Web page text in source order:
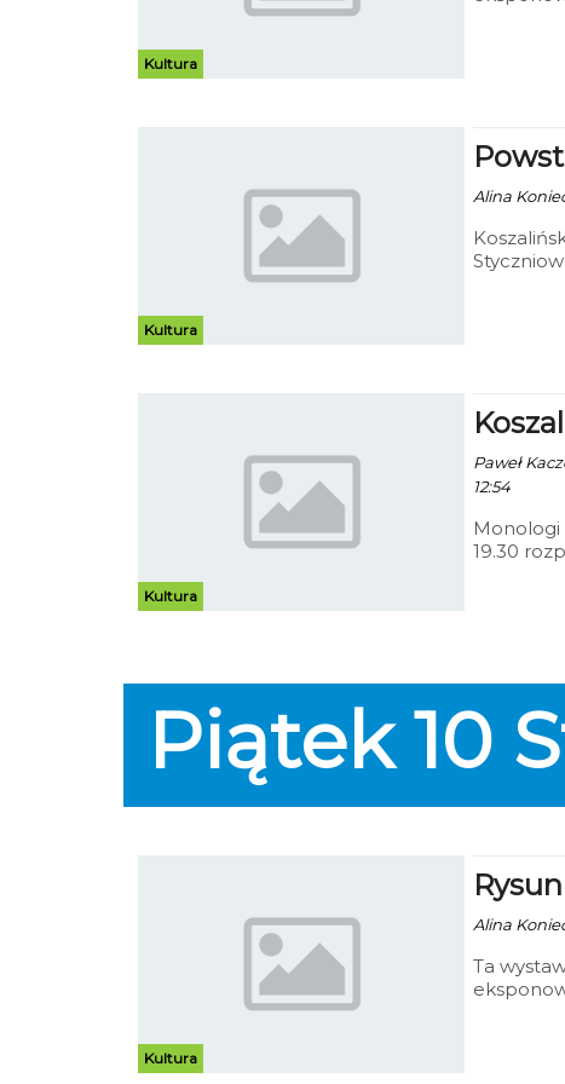
Kultura
Kultura
Alina
Kultura
Paweł
12:54
Monologi
19.30
Piątek 10
Kultura
Alina
Ta